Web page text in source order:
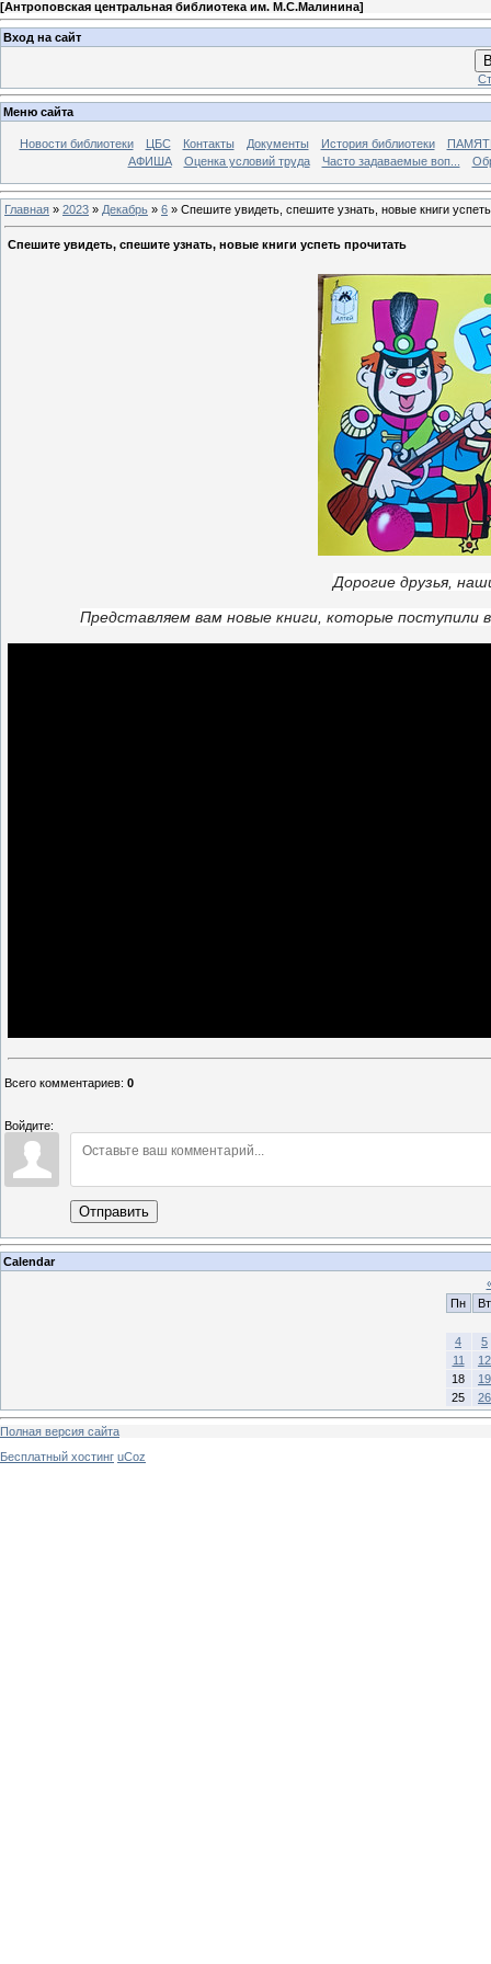
[Антроповская центральная библиотека им. М.С.Малинина]
Вход на сайт
Меню сайта
Новости библиотеки ЦБС Контакты Документы История библиотеки
АФИША
Оценка условий труда Часто задаваемые воп...
Главная » 2023 » Декабрь » 6 » Спешите увидеть, спешите узнать, новые книги
Спешите увидеть, спешите узнать, новые книги успеть прочитать
Дорогие друзья,
Представляем вам новые книги, которые поступили
Всего комментариев: 0
Войдите:
Отправить
Calendar
Пн
Вт
4
5
11
12
18
19
25
26
Полная версия сайта
Бесплатный хостинг uCoz